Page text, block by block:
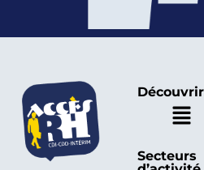
Découvrir
Secteurs